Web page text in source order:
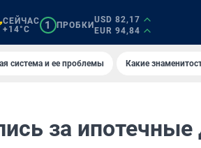
СЕЙЧАС
+14°C
1 ПРОБКИ
USD 82,17
EUR 94,84
система и ее проблемы Какие
за ипотечные